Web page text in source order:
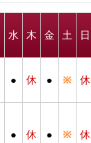
水 木 金 土 日
● 休 ● ※ 休
● 休 ● ※ 休